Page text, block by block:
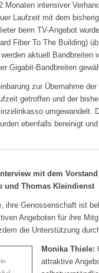
Monaten intensiver
Laufzeit mit dem
beim TV-Angebot
Fiber To The Building)
aktuell
Gigabit-Bandbreiten
zur Übernahme
getroffen und der
umgewandelt.
ebenfalls bereinigt
mit dem
und Thomas Kleindienst
ihre Genossenschaft ist
Angeboten für ihre
die Unterstützung
Monika Thiele:
attraktive